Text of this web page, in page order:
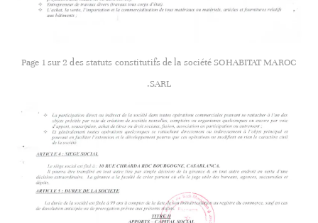
Page 1 sur 2 des statuts constitutifs de la société SOHABITAT MAROC
SARL.